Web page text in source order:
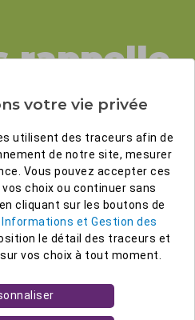
rappelle
plus sur les offres
?
de téléphone, un
appelle rapidement !
votre vie privée
utilisent des traceurs afin de
de notre site, mesurer
Vous pouvez accepter ces
choix ou continuer sans
cliquant sur les boutons de
Informations et Gestion des
le détail des traceurs et
vos choix à tout moment.